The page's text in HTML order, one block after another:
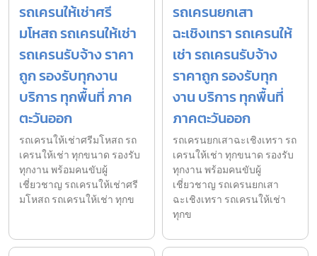
รถเครนให้เช่าศรี
มโหสถ รถเครนให้เช่า
รถเครนรับจ้าง ราคา
ถูก รองรับทุกงาน
บริการ ทุกพื้นที่ ภาค
ตะวันออก
รถเครนให้เช่าศรีมโหสถ รถ
เครนให้เช่า ทุกขนาด รองรับ
ทุกงาน พร้อมคนขับผู้
เชี่ยวชาญ รถเครนให้เช่าศรี
มโหสถ รถเครนให้เช่า ทุกข
รถเครนยกเสา
ฉะเชิงเทรา รถเครนให้
เช่า รถเครนรับจ้าง
ราคาถูก รองรับทุก
งาน บริการ ทุกพื้นที่
ภาคตะวันออก
รถเครนยกเสาฉะเชิงเทรา รถ
เครนให้เช่า ทุกขนาด รองรับ
ทุกงาน พร้อมคนขับผู้
เชี่ยวชาญ รถเครนยกเสา
ฉะเชิงเทรา รถเครนให้เช่า
ทุกข